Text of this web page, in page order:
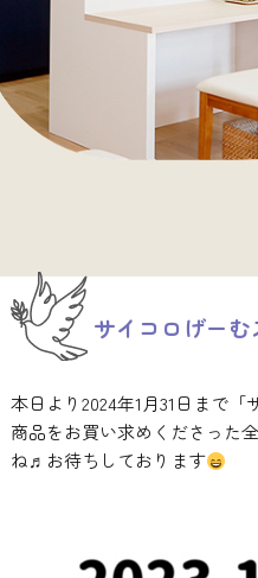
サイコロげー
本日より2024年1月31日まで
商品をお買い求めくださった
ね♬お待ちしております